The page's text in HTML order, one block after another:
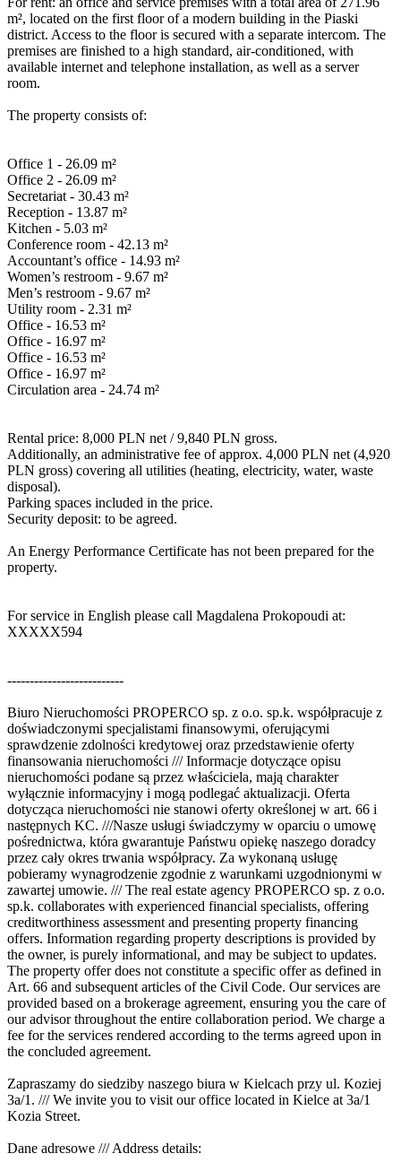
m², located on the first floor of a modern building in the Piaski
district. Access to the floor is secured with a separate intercom. The
premises are finished to a high standard, air-conditioned, with
available internet and telephone installation, as well as a server
room.
The property consists of:
Office 1 - 26.09 m²
Office 2 - 26.09 m²
Secretariat - 30.43 m²
Reception - 13.87 m²
Kitchen - 5.03 m²
Conference room - 42.13 m²
Accountant’s office - 14.93 m²
Women’s restroom - 9.67 m²
Men’s restroom - 9.67 m²
Utility room - 2.31 m²
Office - 16.53 m²
Office - 16.97 m²
Office - 16.53 m²
Office - 16.97 m²
Circulation area - 24.74 m²
Rental price: 8,000 PLN net / 9,840 PLN gross.
Additionally, an administrative fee of approx. 4,000 PLN net (4,920
PLN gross) covering all utilities (heating, electricity, water, waste
disposal).
Parking spaces included in the price.
Security deposit: to be agreed.
An Energy Performance Certificate has not been prepared for the
property.
For service in English please call Magdalena Prokopoudi at:
XXXXX594
--------------------------
Biuro Nieruchomości PROPERCO sp. z o.o. sp.k. współpracuje z
doświadczonymi specjalistami finansowymi, oferującymi
sprawdzenie zdolności kredytowej oraz przedstawienie oferty
finansowania nieruchomości /// Informacje dotyczące opisu
nieruchomości podane są przez właściciela, mają charakter
wyłącznie informacyjny i mogą podlegać aktualizacji. Oferta
dotycząca nieruchomości nie stanowi oferty określonej w art. 66 i
następnych KC. ///Nasze usługi świadczymy w oparciu o umowę
pośrednictwa, która gwarantuje Państwu opiekę naszego doradcy
przez cały okres trwania współpracy. Za wykonaną usługę
pobieramy wynagrodzenie zgodnie z warunkami uzgodnionymi w
zawartej umowie. /// The real estate agency PROPERCO sp. z o.o.
sp.k. collaborates with experienced financial specialists, offering
creditworthiness assessment and presenting property financing
offers. Information regarding property descriptions is provided by
the owner, is purely informational, and may be subject to updates.
The property offer does not constitute a specific offer as defined in
Art. 66 and subsequent articles of the Civil Code. Our services are
provided based on a brokerage agreement, ensuring you the care of
our advisor throughout the entire collaboration period. We charge a
fee for the services rendered according to the terms agreed upon in
the concluded agreement.
Zapraszamy do siedziby naszego biura w Kielcach przy ul. Koziej
3a/1. /// We invite you to visit our office located in Kielce at 3a/1
Kozia Street.
Dane adresowe /// Address details: